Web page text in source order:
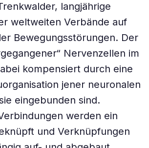
langjährige
weltweiten Verbände auf
Bewegungsstörungen. Der
Nervenzellen im
kompensiert durch eine
jener neuronalen
eingebunden sind.
werden ein
und Verknüpfungen